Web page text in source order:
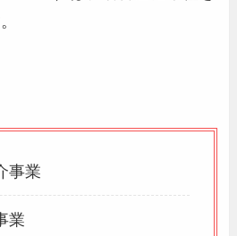
事業
業